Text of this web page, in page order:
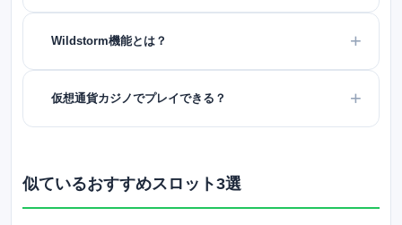
Wildstorm機能とは？
仮想通貨カジノでプレイできる？
似ているおすすめスロット3選